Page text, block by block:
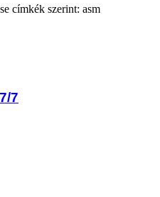
címkék szerint: asm
7